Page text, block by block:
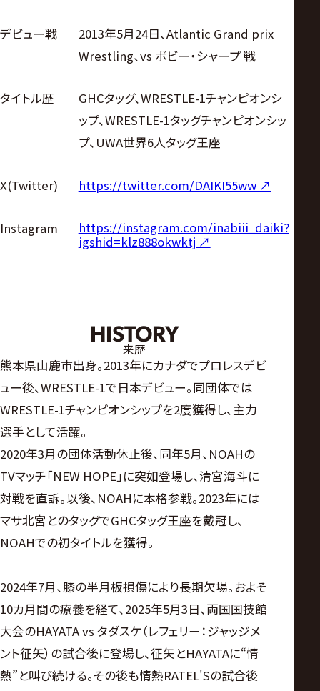
デビュー戦
2013年5月24日、Atlantic Grand prix
Wrestling、vs ボビー・シャープ 戦
タイトル歴
GHCタッグ、WRESTLE-1チャンピオンシ
ップ、WRESTLE-1タッグチャンピオンシッ
プ、UWA世界6人タッグ王座
X(Twitter) https://twitter.com/DAIKI55ww ↗︎
Instagram
https://instagram.com/inabiii_daiki?
igshid=klz888okwktj ↗︎
HISTORY
来歴
熊本県山鹿市出身。2013年にカナダでプロレスデビ
ュー後、WRESTLE-1で日本デビュー。同団体では
WRESTLE-1チャンピオンシップを2度獲得し、主力
選手として活躍。
2020年3月の団体活動休止後、同年5月、NOAHの
TVマッチ「NEW HOPE」に突如登場し、清宮海斗に
対戦を直訴。以後、NOAHに本格参戦。2023年には
マサ北宮とのタッグでGHCタッグ王座を戴冠し、
NOAHでの初タイトルを獲得。
2024年7月、膝の半月板損傷により長期欠場。およそ
10カ月間の療養を経て、2025年5月3日、両国国技館
大会のHAYATA vs タダスケ（レフェリー：ジャッジメ
ント征矢）の試合後に登場し、征矢とHAYATAに“情
熱”と叫び続ける。その後も情熱RATEL'Sの試合後